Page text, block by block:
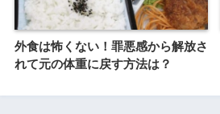
外食は怖くない！罪悪感から解放さ
れて元の体重に戻す方法は？